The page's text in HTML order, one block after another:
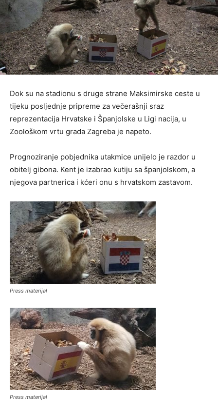
Dok su na stadionu s druge strane Maksimirske ceste u
tijeku posljednje pripreme za večerašnji sraz
reprezentacija Hrvatske i Španjolske u Ligi nacija, u
Zoološkom vrtu grada Zagreba je napeto.
Prognoziranje pobjednika utakmice unijelo je razdor u
obitelj gibona. Kent je izabrao kutiju sa španjolskom, a
njegova partnerica i kćeri onu s hrvatskom zastavom.
Press materijal
Press materijal